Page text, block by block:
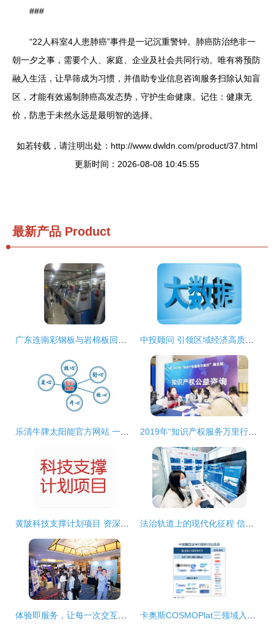
###
“22人科室4人患肺癌”事件是一记沉重警钟。肺癌防治绝非一
朝一夕之事，需要个人、家庭、企业及社会共同行动。唯有将预防
融入生活，让早筛成为习惯，并借助专业信息咨询服务扫除认知盲
区，才能有效遏制肺癌高发态势，守护生命健康。记住：健康无
价，防患于未然永远是最明智的选择。
如若转载，请注明出处：http://www.dwldn.com/product/37.html
更新时间：2026-08-08 10:45:55
最新产品 Product
广东连南彩钢板与岩棉板回收及各地信息咨询服务 中投顾问 引领区域经济高质量发展的专业信息咨询服务
乐清牛牌太阳能官方网站 一站式售后服务与信息咨询指南 2019年“知识产权服务万里行”湖北站 信息咨询服务点亮创新之路
黄陂科技支撑计划项目 资深热线服务与专业咨询支持 法治轨道上的现代化征程 信息咨询服务的角色与展望
体验即服务，让每一次交互都充满温情——专访Genesys亚太区首席咨询顾问骆丽娟 卡奥斯COSMOPlat三领域入选IDC“中国制造业MES软件行业生态”图谱，彰显工业互联网平台领先实力